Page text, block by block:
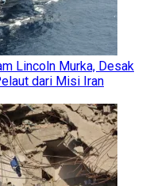
Lincoln Murka, Desak
dari Misi Iran